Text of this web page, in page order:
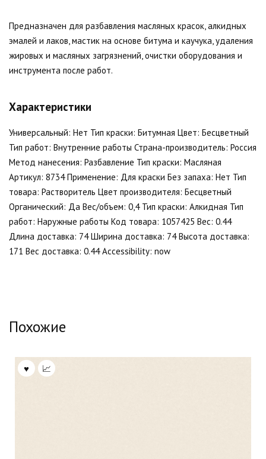
Предназначен для разбавления масляных красок, алкидных
эмалей и лаков, мастик на основе битума и каучука, удаления
жировых и масляных загрязнений, очистки оборудования и
инструмента после работ.
Характеристики
Универсальный: Нет Тип краски: Битумная Цвет: Бесцветный
Тип работ: Внутренние работы Страна-производитель: Россия
Метод нанесения: Разбавление Тип краски: Масляная
Артикул: 8734 Применение: Для краски Без запаха: Нет Тип
товара: Растворитель Цвет производителя: Бесцветный
Органический: Да Вес/объем: 0,4 Тип краски: Алкидная Тип
работ: Наружные работы Код товара: 1057425 Вес: 0.44
Длина доставка: 74 Ширина доставка: 74 Высота доставка:
171 Вес доставка: 0.44 Accessibility: now
Похожие